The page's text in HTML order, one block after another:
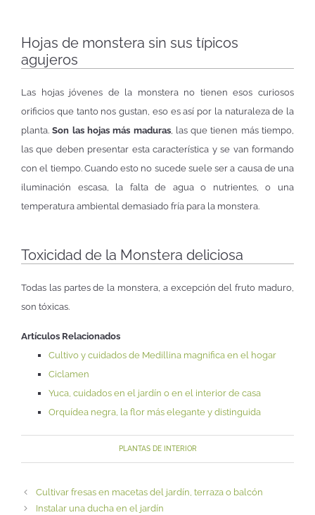
Hojas de monstera sin sus típicos
agujeros
Las hojas jóvenes de la monstera no tienen esos curiosos
orificios que tanto nos gustan, eso es así por la naturaleza de la
planta.Son las hojas más maduras, las que tienen más tiempo,
las que deben presentar esta característica y se van formando
con el tiempo. Cuando esto no sucede suele ser a causa de una
iluminación escasa, la falta de agua o nutrientes, o una
temperatura ambiental demasiado fría para la monstera.
Toxicidad de la Monstera deliciosa
Todas las partes de la monstera, a excepción del fruto maduro,
son tóxicas.
Artículos Relacionados
Cultivo y cuidados de Medillina magnifica en el hogar
Ciclamen
Yuca, cuidados en el jardín o en el interior de casa
Orquídea negra, la flor más elegante y distinguida
PLANTAS DE INTERIOR
Cultivar fresas en macetas del jardín, terraza o balcón
Instalar una ducha en el jardín